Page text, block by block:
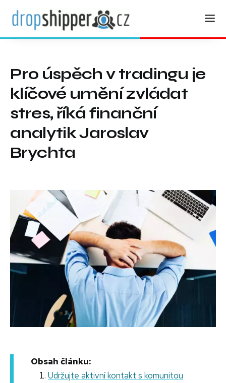
Pro úspěch v tradingu je
klíčové umění zvládat
stres, říká finanční
analytik Jaroslav
Brychta
Obsah článku:
Udržujte aktivní kontakt s komunitou